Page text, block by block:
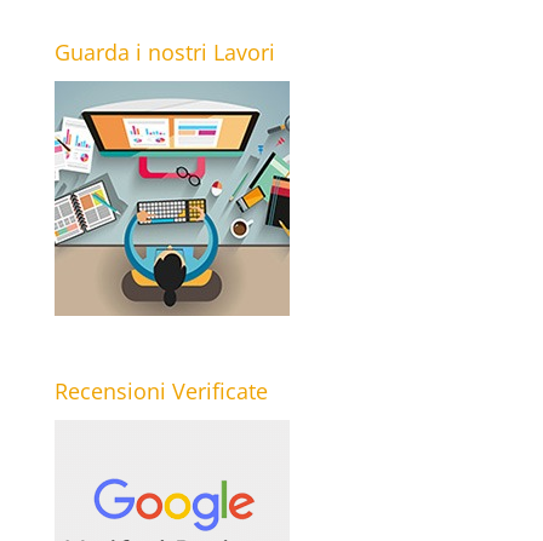
Guarda i nostri Lavori
Recensioni Verificate